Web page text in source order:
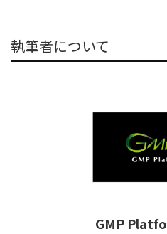
執筆者について
GMP